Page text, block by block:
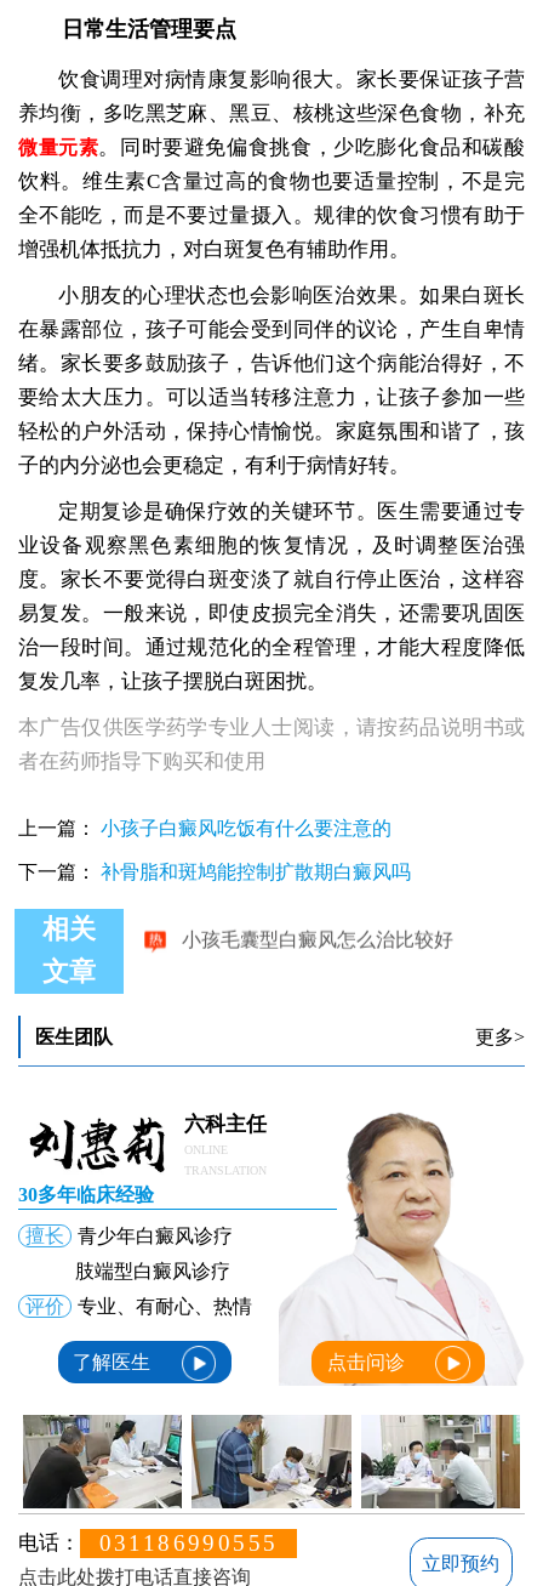
日常生活管理要点
饮食调理对病情康复影响很大。家长要保证孩子营
养均衡，多吃黑芝麻、黑豆、核桃这些深色食物，补充
微量元素。同时要避免偏食挑食，少吃膨化食品和碳酸
饮料。维生素C含量过高的食物也要适量控制，不是完
全不能吃，而是不要过量摄入。规律的饮食习惯有助于
增强机体抵抗力，对白斑复色有辅助作用。
小朋友的心理状态也会影响医治效果。如果白斑长
在暴露部位，孩子可能会受到同伴的议论，产生自卑情
绪。家长要多鼓励孩子，告诉他们这个病能治得好，不
要给太大压力。可以适当转移注意力，让孩子参加一些
轻松的户外活动，保持心情愉悦。家庭氛围和谐了，孩
子的内分泌也会更稳定，有利于病情好转。
定期复诊是确保疗效的关键环节。医生需要通过专
业设备观察黑色素细胞的恢复情况，及时调整医治强
度。家长不要觉得白斑变淡了就自行停止医治，这样容
易复发。一般来说，即使皮损完全消失，还需要巩固医
治一段时间。通过规范化的全程管理，才能大程度降低
复发几率，让孩子摆脱白斑困扰。
本广告仅供医学药学专业人士阅读，请按药品说明书或
者在药师指导下购买和使用
上一篇： 小孩子白癜风吃饭有什么要注意的
下一篇： 补骨脂和斑鸠能控制扩散期白癜风吗
相关
文章
医生团队 更多>
六科主任
ONLINE
TRANSLATION
30多年临床经验
擅长
青少年白癜风诊疗
肢端型白癜风诊疗
评价
专业、有耐心、热情
了解医生 点击问诊
电话： 031186990555
点击此处拨打电话直接咨询
立即预约